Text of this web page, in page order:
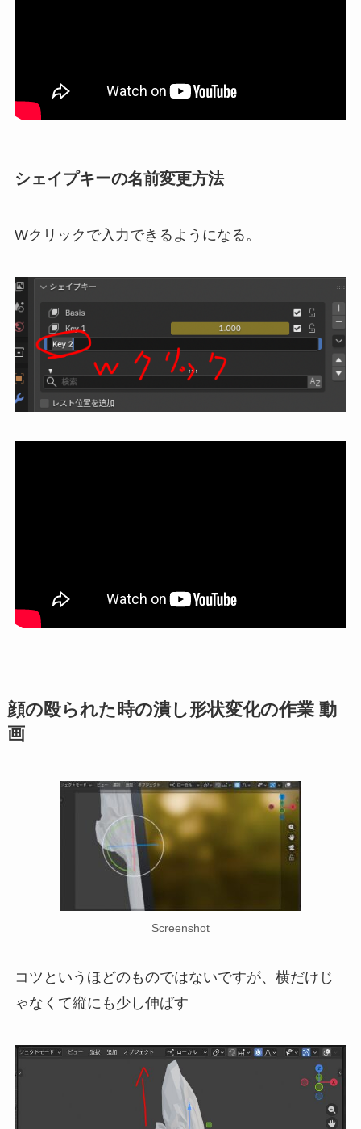
シェイプキーの名前変更方法
Wクリックで入力できるようになる。
顔の殴られた時の潰し形状変化の作業 動
画
Screenshot
コツというほどのものではないですが、横だけじ
ゃなくて縦にも少し伸ばす